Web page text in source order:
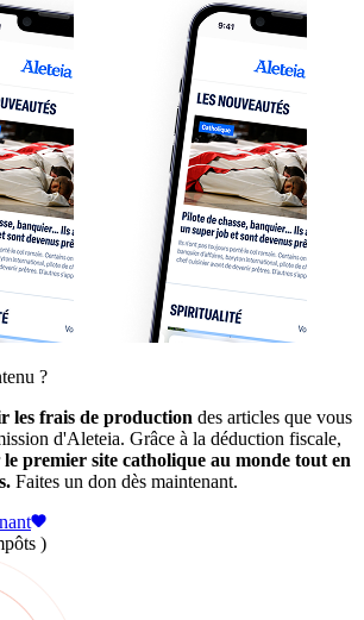
?
les frais de production des articles que vous
d'Aleteia. Grâce à la déduction fiscale,
le premier site catholique au monde tout en
Faites un don dès maintenant.
)